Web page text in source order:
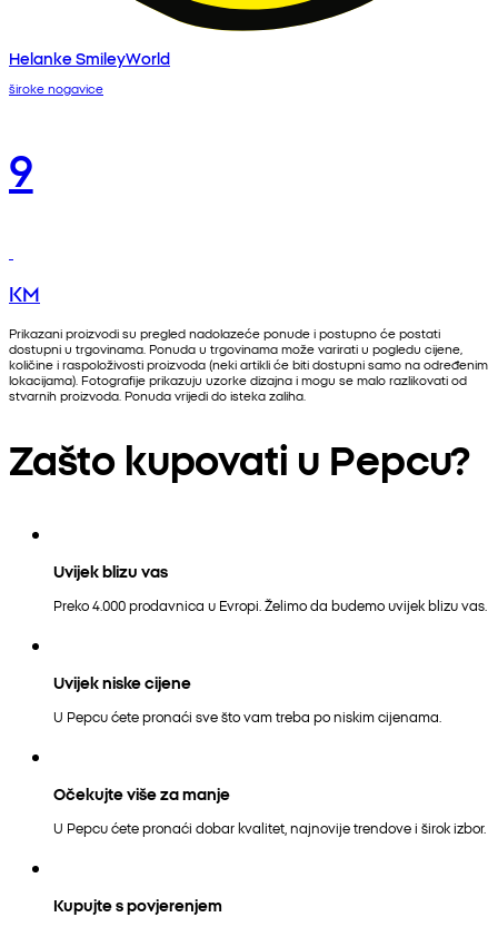
Helanke SmileyWorld
široke nogavice
9
KM
Prikazani proizvodi su pregled nadolazeće ponude i postupno će postati
dostupni u trgovinama. Ponuda u trgovinama može varirati u pogledu cijene,
količine i raspoloživosti proizvoda (neki artikli će biti dostupni samo na određenim
lokacijama). Fotografije prikazuju uzorke dizajna i mogu se malo razlikovati od
stvarnih proizvoda. Ponuda vrijedi do isteka zaliha.
Zašto kupovati u Pepcu?
Uvijek blizu vas
Preko 4.000 prodavnica u Evropi. Želimo da budemo uvijek blizu vas.
Uvijek niske cijene
U Pepcu ćete pronaći sve što vam treba po niskim cijenama.
Očekujte više za manje
U Pepcu ćete pronaći dobar kvalitet, najnovije trendove i širok izbor.
Kupujte s povjerenjem